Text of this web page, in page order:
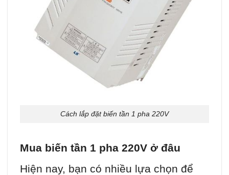
Cách lắp đặt biến tần 1 pha 220V
Mua biến tần 1 pha 220V ở đâu
Hiện nay, bạn có nhiều lựa chọn để